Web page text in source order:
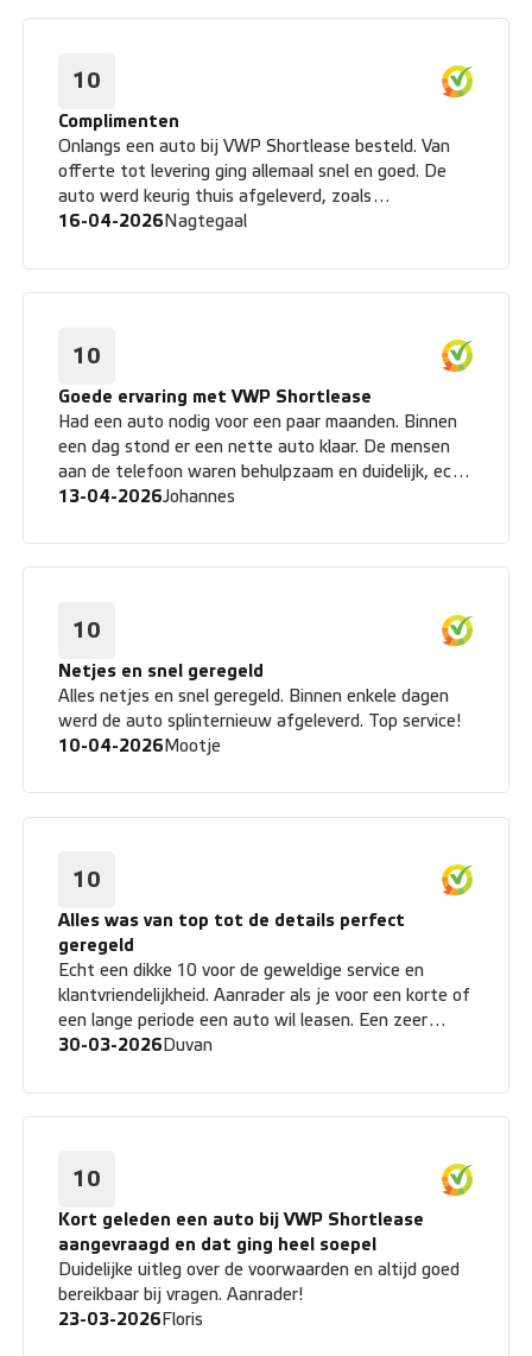
10
Complimenten
Onlangs een auto bij VWP Shortlease besteld. Van
offerte tot levering ging allemaal snel en goed. De
auto werd keurig thuis afgeleverd, zoals
afgesproken. Complimenten!
16-04-2026 Nagtegaal
10
Goede ervaring met VWP Shortlease
Had een auto nodig voor een paar maanden. Binnen
een dag stond er een nette auto klaar. De mensen
aan de telefoon waren behulpzaam en duidelijk, echt
een fijne ervaring.
13-04-2026Johannes
10
Netjes en snel geregeld
Alles netjes en snel geregeld. Binnen enkele dagen
werd de auto splinternieuw afgeleverd. Top service!
10-04-2026 Mootje
10
Alles was van top tot de details perfect
geregeld
Echt een dikke 10 voor de geweldige service en
klantvriendelijkheid. Aanrader als je voor een korte of
een lange periode een auto wil leasen. Een zeer
tevreden klant. Groet, Duvan
30-03-2026 Duvan
10
Kort geleden een auto bij VWP Shortlease
aangevraagd en dat ging heel soepel
Duidelijke uitleg over de voorwaarden en altijd goed
bereikbaar bij vragen. Aanrader!
23-03-2026 Floris